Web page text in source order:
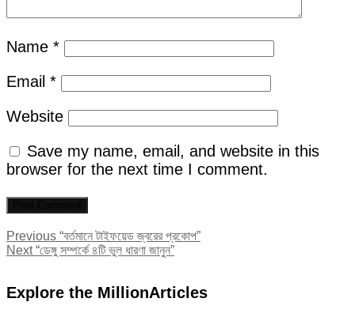
Name *
Email *
Website
Save my name, email, and website in this
browser for the next time I comment.
Post
navigation
Previous Previous
post:
“বর্তমানে টাইফয়েড জ্বরের প্রকোপ”
Next Next
“ডেঙ্গু সম্পর্কে ৪টি ভুল ধারণা জানুন”
Explore the MillionArticles